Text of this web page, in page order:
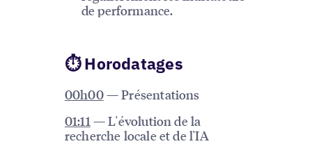
de performance.
⏱ Horodatages
00h00— Présentations
01:11 — L'évolution de la
recherche locale et de l'IA